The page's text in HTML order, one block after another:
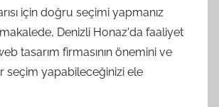
için doğru seçimi yapmanız
Denizli Honaz'da faaliyet
tasarım firmasının önemini ve
seçim yapabileceğinizi ele